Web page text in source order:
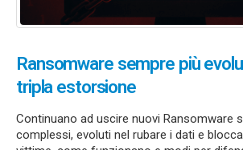
Ransomware sempre più
tripla estorsione
Continuano ad uscire nuovi Ransomware
complessi, evoluti nel rubare i dati e